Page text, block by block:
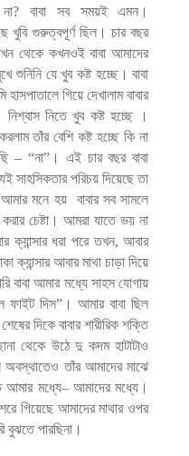
না?বাবা সব সময়ই
এমন।
খুবি গুরুত্বপূর্ণ ছিল। চার বছর
থেকে কখনওই বাবা আমাদের
শুনিনি যে খুব কষ্ট হচ্ছে। বাবা
হাসপাতালে গিয়ে দেখালাম বাবার
নিশ্বাস নিতে খুব কষ্ট হচ্ছে
।
করলাম তাঁর বেশি কষ্ট হচ্ছে কি না
– “না”। এই চার বছর বাবা
সাহসিকতার পরিচয় দিয়েছে তা
আমার মনে হয় বাবার সব সামলে
করার চেষ্টা। আমরা যাতে ভয় না
ক্যান্সার ধরা পরে তখন,আবার
ক্যান্সার আবার মাথা চাড়া দিয়ে
বাবা আমার মধ্যে সাহস যোগায়
ফাইট দিস” । আমার বাবা ছিল
শেষের দিকে বাবার শারীরিক শক্তি
থেকে উঠে দু কদম হাটাটাও
অবস্থাতেও তাঁর আমাদের মাঝে
আমার মধ্যে– আমাদের মধ্যে।
শরে গিয়েছে আমাদের মাথার ওপর
বুঝতে পারছিনা।